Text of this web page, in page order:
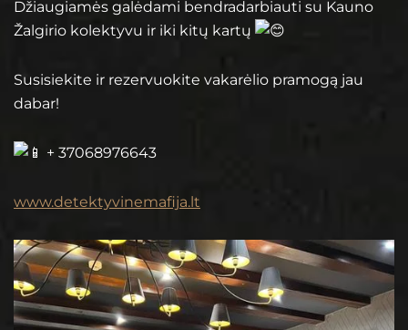
Džiaugiamės galėdami bendradarbiauti su Kauno
Žalgirio kolektyvu ir iki kitų kartų
Susisiekite ir rezervuokite vakarėlio pramogą jau
dabar!
+ 37068976643
www.detektyvinemafija.lt